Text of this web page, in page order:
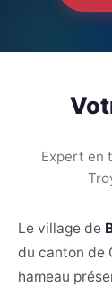
Expert en
Le village de
du canton de
hameau